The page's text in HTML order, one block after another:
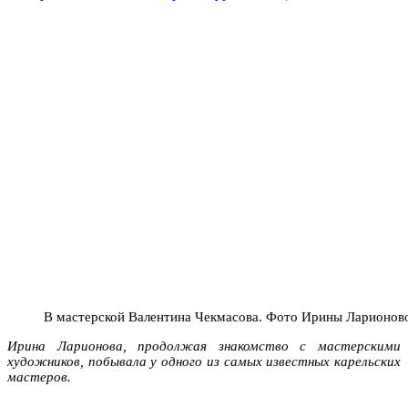
В мастерской Валентина Чекмасова. Фото Ирины
Ирина Ларионова, продолжая знакомство с мастерскими
художников, побывала у одного из самых известных карельских
мастеров.